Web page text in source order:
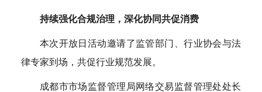
持续强化合规治理，深化协同共促消费
本次开放日活动邀请了监管部门、行业协会与法
律专家到场，共促行业规范发展。
成都市市场监督管理局网络交易监督管理处处长